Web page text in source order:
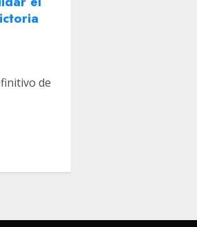
de